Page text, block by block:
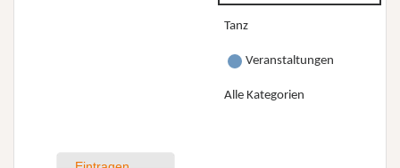
Tanz
Veranstaltungen
Alle Kategorien